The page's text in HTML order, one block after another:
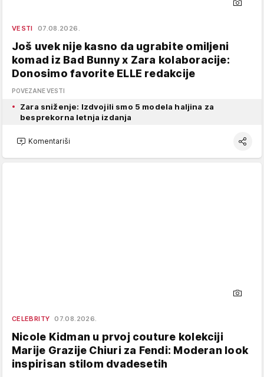
VESTI 07.08.2026.
Još uvek nije kasno da ugrabite omiljeni
komad iz Bad Bunny x Zara kolaboracije:
Donosimo favorite ELLE redakcije
POVEZANE VESTI
Zara sniženje: Izdvojili smo 5 modela haljina za
besprekorna letnja izdanja
Komentariši
CELEBRITY 07.08.2026.
Nicole Kidman u prvoj couture kolekciji
Marije Grazije Chiuri za Fendi: Moderan look
inspirisan stilom dvadesetih